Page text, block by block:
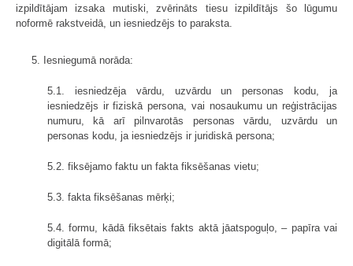
izpildītājam izsaka mutiski, zvērināts tiesu izpildītājs šo lūgumu
noformē rakstveidā, un iesniedzējs to paraksta.
5. Iesniegumā norāda:
5.1. iesniedzēja vārdu, uzvārdu un personas kodu, ja
iesniedzējs ir fiziskā persona, vai nosaukumu un reģistrācijas
numuru, kā arī pilnvarotās personas vārdu, uzvārdu un
personas kodu, ja iesniedzējs ir juridiskā persona;
5.2. fiksējamo faktu un fakta fiksēšanas vietu;
5.3. fakta fiksēšanas mērķi;
5.4. formu, kādā fiksētais fakts aktā jāatspoguļo, – papīra vai
digitālā formā;